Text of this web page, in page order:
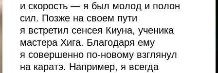
и скорость — я был молод и полон
сил. Позже на своем пути
я встретил сенсея Киуна, ученика
мастера Хига. Благодаря ему
я совершенно по-новому взглянул
на каратэ. Например, я всегда